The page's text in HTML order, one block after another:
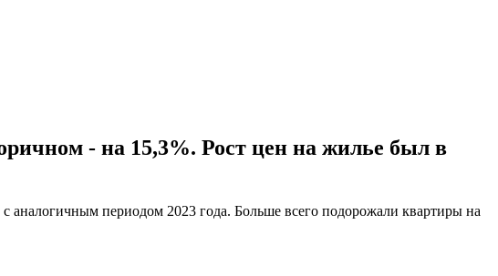
- на 15,3%. Рост цен на жилье был в
периодом 2023 года. Больше всего подорожали квартиры на